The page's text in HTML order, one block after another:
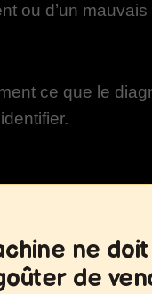
ou d’un
ce que le
ne doit
de